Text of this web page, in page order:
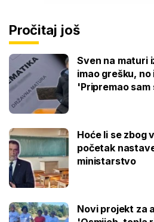
Pročitaj još
Sven na maturi
imao grešku,
'Pripremao
Hoće li se zbog
početak
ministarstvo
Novi projekt za